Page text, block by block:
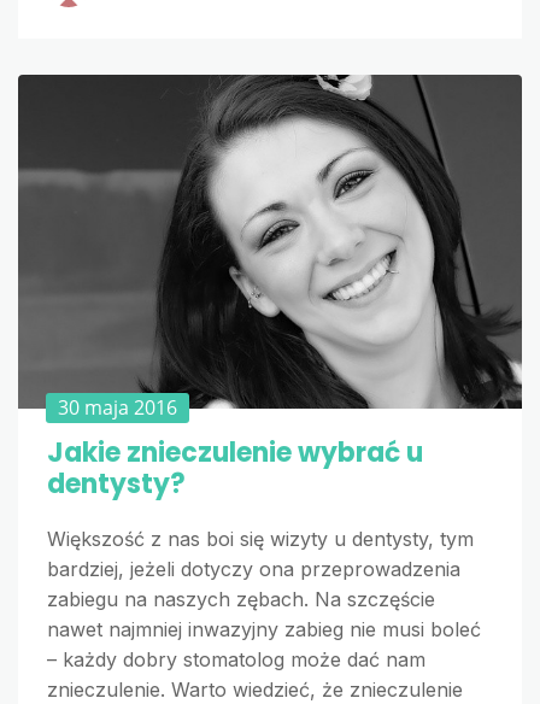
30 maja 2016
Jakie znieczulenie wybrać u
dentysty?
Większość z nas boi się wizyty u dentysty, tym
bardziej, jeżeli dotyczy ona przeprowadzenia
zabiegu na naszych zębach. Na szczęście
nawet najmniej inwazyjny zabieg nie musi boleć
– każdy dobry stomatolog może dać nam
znieczulenie. Warto wiedzieć, że znieczulenie